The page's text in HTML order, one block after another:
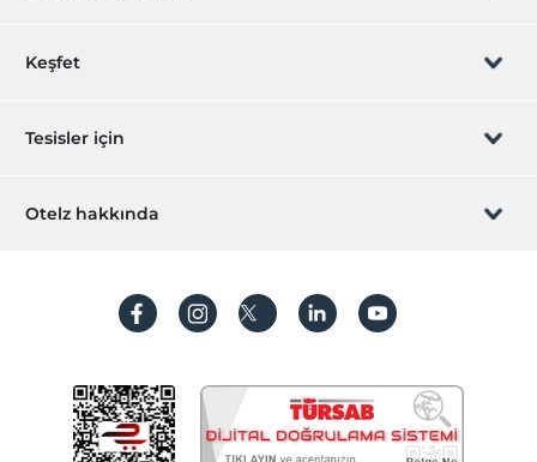
Rezervasyon yönet
Sıkça sorulan sorular
İşlem rehberi
Keşfet
Hediye Kart
Hesap oluştur
Tesisler için
Hemen tesisinizi ekleyin
Otelz hakkında
Koşullar ve şartlar